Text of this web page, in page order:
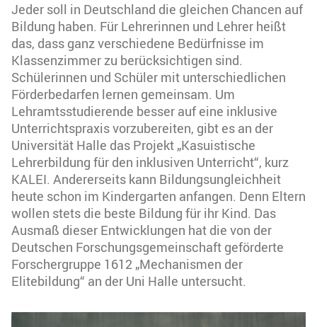
Jeder soll in Deutschland die gleichen Chancen auf
Bildung haben. Für Lehrerinnen und Lehrer heißt
das, dass ganz verschiedene Bedürfnisse im
Klassenzimmer zu berücksichtigen sind.
Schülerinnen und Schüler mit unterschiedlichen
Förderbedarfen lernen gemeinsam. Um
Lehramtsstudierende besser auf eine inklusive
Unterrichtspraxis vorzubereiten, gibt es an der
Universität Halle das Projekt „Kasuistische
Lehrerbildung für den inklusiven Unterricht“, kurz
KALEI. Andererseits kann Bildungsungleichheit
heute schon im Kindergarten anfangen. Denn Eltern
wollen stets die beste Bildung für ihr Kind. Das
Ausmaß dieser Entwicklungen hat die von der
Deutschen Forschungsgemeinschaft geförderte
Forschergruppe 1612 „Mechanismen der
Elitebildung“ an der Uni Halle untersucht.